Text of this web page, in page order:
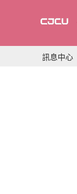
要
容
訊息中心